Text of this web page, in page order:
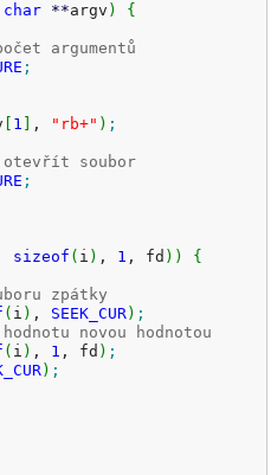
char **argv )
{
argumentů
;
1 , "rb+" ) ;
soubor
;
sizeof ( i ) , 1 , fd ) )
{
zpátky
( i ) , SEEK_CUR) ;
novou hodnotou
( i ) , 1 , fd ) ;
) ;